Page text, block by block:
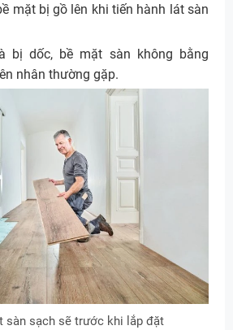
mặt bị gồ lên khi tiến hành lát sàn
bị dốc, bề mặt sàn không bằng
nhân thường gặp.
sàn sạch sẽ trước khi lắp đặt